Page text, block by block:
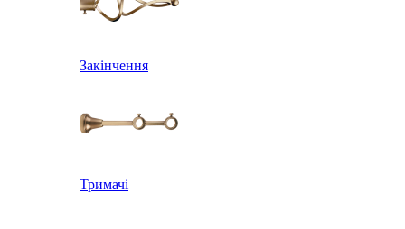
Закінчення
Тримачі